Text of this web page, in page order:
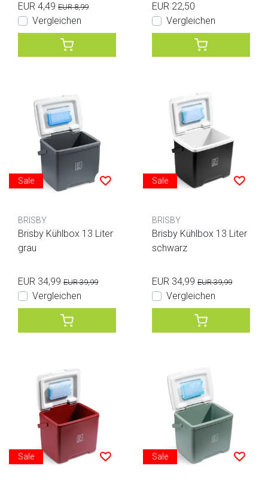
EUR 4,49 EUR 8,99
Vergleichen
EUR 22,50
Vergleichen
Sale
BRISBY
Brisby Kühlbox 13 Liter
grau
EUR 34,99 EUR 39,99
Vergleichen
Sale
BRISBY
Brisby Kühlbox 13 Liter
schwarz
EUR 34,99 EUR 39,99
Vergleichen
Sale Sale